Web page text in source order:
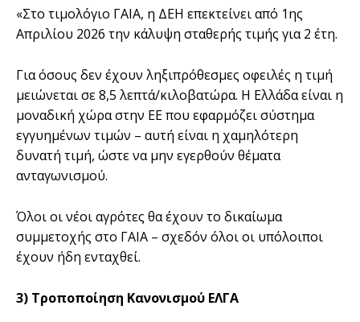
«Στο τιμολόγιο ΓΑΙΑ, η ΔΕΗ επεκτείνει από 1ης
Απριλίου 2026 την κάλυψη σταθερής τιμής για 2 έτη.
Για όσους δεν έχουν ληξιπρόθεσμες οφειλές η τιμή
μειώνεται σε 8,5 λεπτά/κιλοβατώρα. Η Ελλάδα είναι η
μοναδική χώρα στην ΕΕ που εφαρμόζει σύστημα
εγγυημένων τιμών – αυτή είναι η χαμηλότερη
δυνατή τιμή, ώστε να μην εγερθούν θέματα
ανταγωνισμού.
Όλοι οι νέοι αγρότες θα έχουν το δικαίωµα
συµµετοχής στο ΓΑΙΑ – σχεδόν όλοι οι υπόλοιποι
έχουν ήδη ενταχθεί.
3) Τροποποίηση Κανονισμού ΕΛΓΑ